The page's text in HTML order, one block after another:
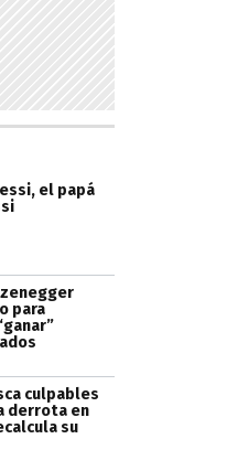
el papá
para
culpables
derrota en
su